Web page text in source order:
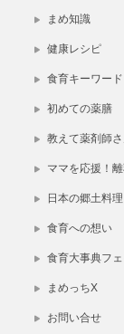
まめ知識
健康レシピ
食育キーワード
初めての薬膳
教えて薬剤師さ
ママを応援！
日本の郷土料理
食育への想い
食育大事典フ
まめっちX
お問い合せ